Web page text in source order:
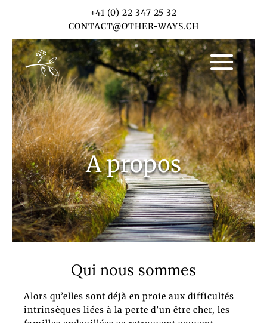
+41 (0) 22 347 25 32
CONTACT@OTHER-WAYS.CH
A propos
Qui nous sommes
Alors qu’elles sont déjà en proie aux difficultés
intrinsèques liées à la perte d’un être cher, les